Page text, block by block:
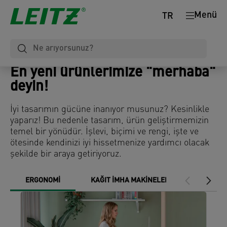
Menü
TR
En yeni ürünlerimize "merhaba"
deyin!
İyi tasarımın gücüne inanıyor musunuz? Kesinlikle
yaparız! Bu nedenle tasarım, ürün geliştirmemizin
temel bir yönüdür. İşlevi, biçimi ve rengi, işte ve
ötesinde kendinizi iyi hissetmenize yardımcı olacak
şekilde bir araya getiriyoruz.
ERGONOMI KAĞIT İMHA MAKINELERI MASA